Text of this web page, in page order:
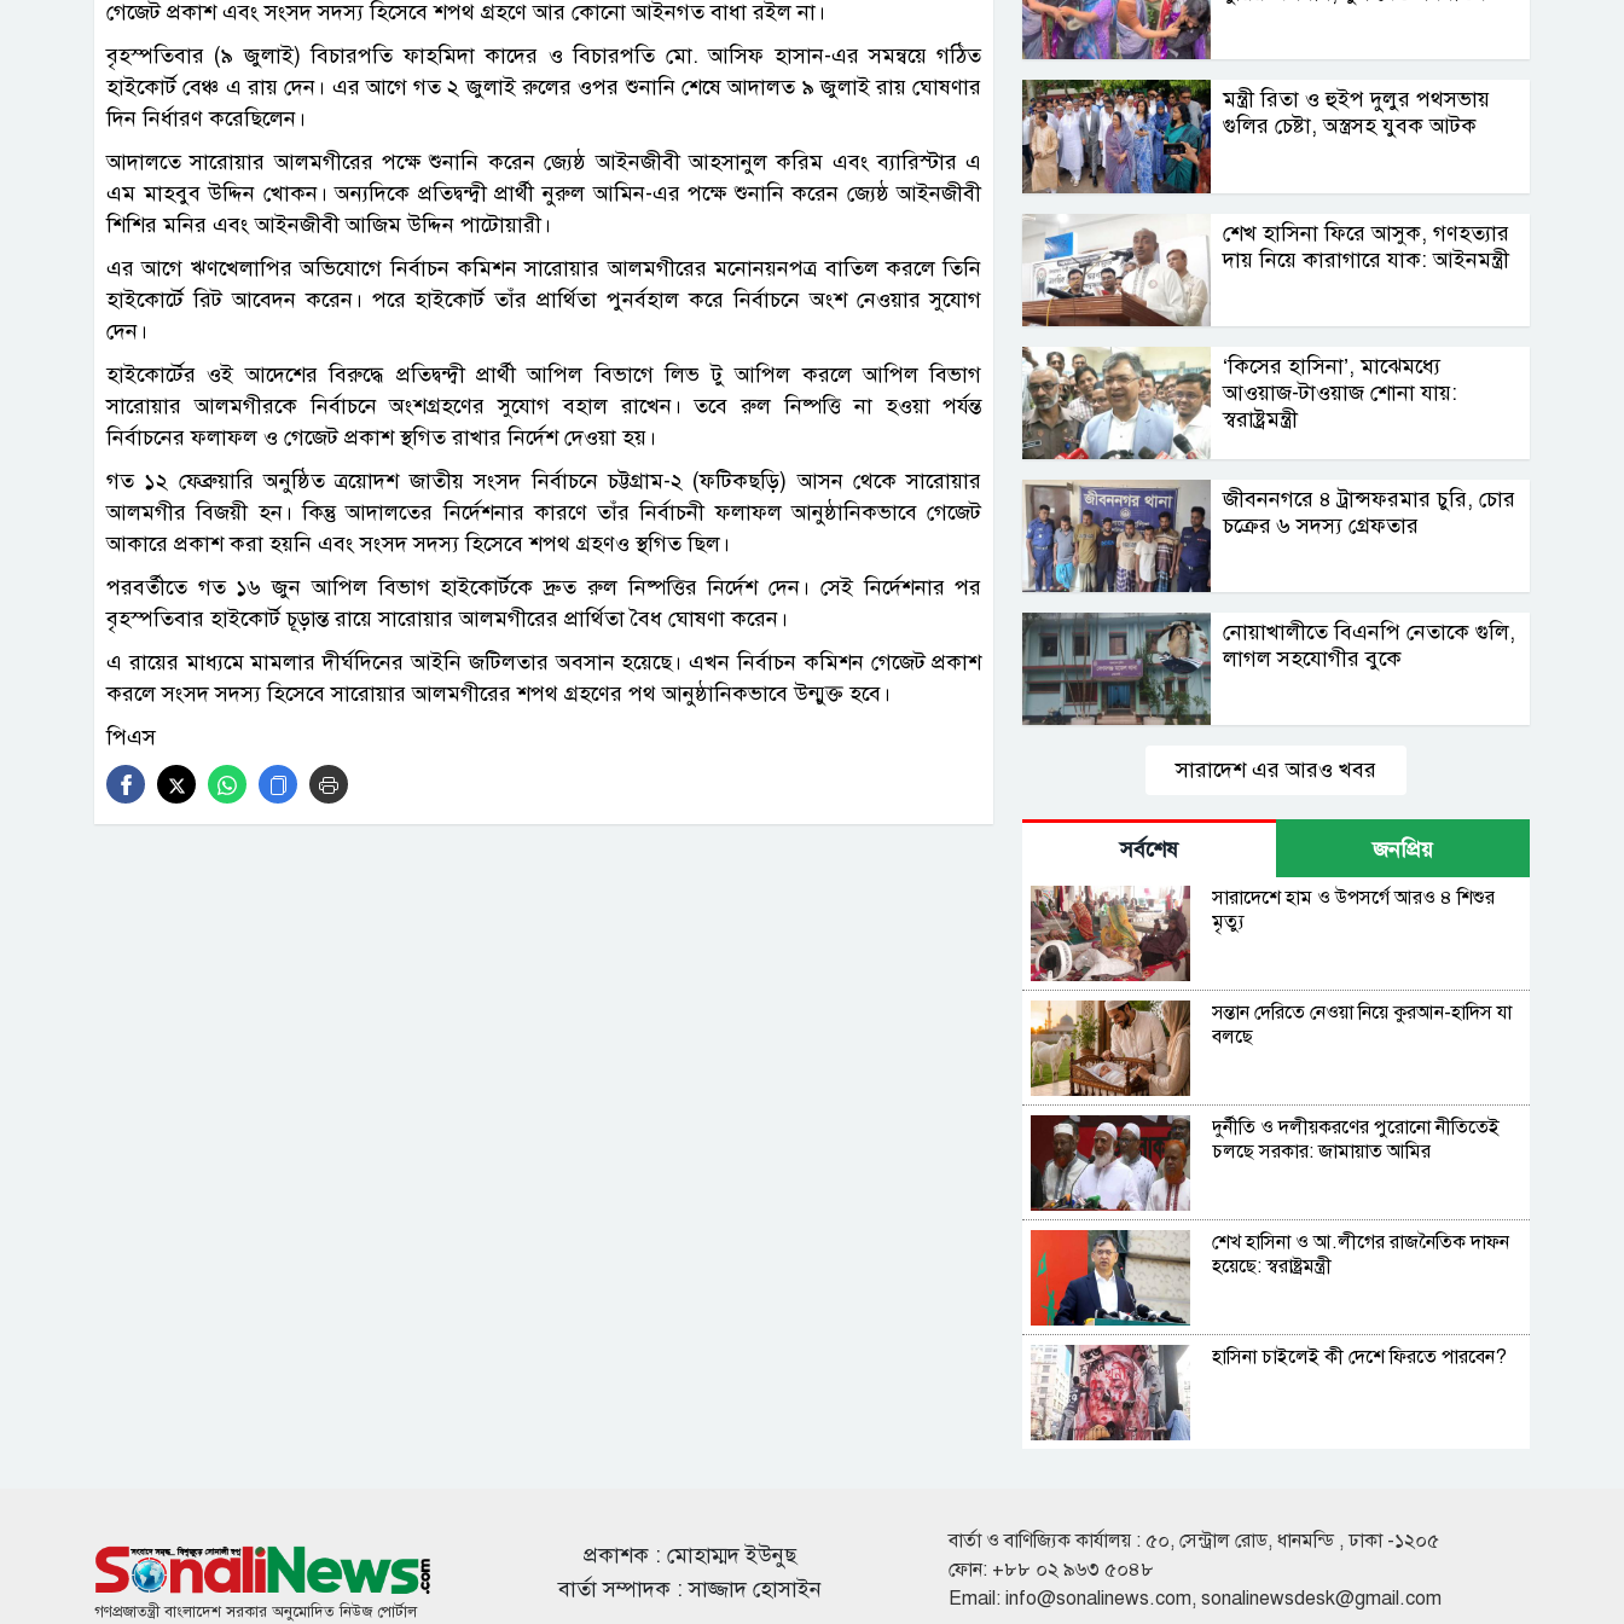
গেজেট প্রকাশ এবং সংসদ সদস্য হিসেবে শপথ গ্রহণে আর কোনো আইনগত বাধা রইল না।
বৃহস্পতিবার (৯ জুলাই) বিচারপতি ফাহমিদা কাদের ও বিচারপতি মো. আসিফ হাসান-এর সমন্বয়ে গঠিত
হাইকোর্ট বেঞ্চ এ রায় দেন। এর আগে গত ২ জুলাই রুলের ওপর শুনানি শেষে আদালত ৯ জুলাই রায় ঘোষণার
দিন নির্ধারণ করেছিলেন।
আদালতে সারোয়ার আলমগীরের পক্ষে শুনানি করেন জ্যেষ্ঠ আইনজীবী আহসানুল করিম এবং ব্যারিস্টার এ
এম মাহবুব উদ্দিন খোকন। অন্যদিকে প্রতিদ্বন্দ্বী প্রার্থী নুরুল আমিন-এর পক্ষে শুনানি করেন জ্যেষ্ঠ আইনজীবী
শিশির মনির এবং আইনজীবী আজিম উদ্দিন পাটোয়ারী।
এর আগে ঋণখেলাপির অভিযোগে নির্বাচন কমিশন সারোয়ার আলমগীরের মনোনয়নপত্র বাতিল করলে তিনি
হাইকোর্টে রিট আবেদন করেন। পরে হাইকোর্ট তাঁর প্রার্থিতা পুনর্বহাল করে নির্বাচনে অংশ নেওয়ার সুযোগ
দেন।
হাইকোর্টের ওই আদেশের বিরুদ্ধে প্রতিদ্বন্দ্বী প্রার্থী আপিল বিভাগে লিভ টু আপিল করলে আপিল বিভাগ
সারোয়ার আলমগীরকে নির্বাচনে অংশগ্রহণের সুযোগ বহাল রাখেন। তবে রুল নিষ্পত্তি না হওয়া পর্যন্ত
নির্বাচনের ফলাফল ও গেজেট প্রকাশ স্থগিত রাখার নির্দেশ দেওয়া হয়।
গত ১২ ফেব্রুয়ারি অনুষ্ঠিত ত্রয়োদশ জাতীয় সংসদ নির্বাচনে চট্টগ্রাম-২ (ফটিকছড়ি) আসন থেকে সারোয়ার
আলমগীর বিজয়ী হন। কিন্তু আদালতের নির্দেশনার কারণে তাঁর নির্বাচনী ফলাফল আনুষ্ঠানিকভাবে গেজেট
আকারে প্রকাশ করা হয়নি এবং সংসদ সদস্য হিসেবে শপথ গ্রহণও স্থগিত ছিল।
পরবর্তীতে গত ১৬ জুন আপিল বিভাগ হাইকোর্টকে দ্রুত রুল নিষ্পত্তির নির্দেশ দেন। সেই নির্দেশনার পর
বৃহস্পতিবার হাইকোর্ট চূড়ান্ত রায়ে সারোয়ার আলমগীরের প্রার্থিতা বৈধ ঘোষণা করেন।
এ রায়ের মাধ্যমে মামলার দীর্ঘদিনের আইনি জটিলতার অবসান হয়েছে। এখন নির্বাচন কমিশন গেজেট প্রকাশ
করলে সংসদ সদস্য হিসেবে সারোয়ার আলমগীরের শপথ গ্রহণের পথ আনুষ্ঠানিকভাবে উন্মুক্ত হবে।
পিএস
মন্ত্রী রিতা ও হুইপ দুলুর পথসভায়
গুলির চেষ্টা, অস্ত্রসহ যুবক আটক
শেখ হাসিনা ফিরে আসুক, গণহত্যার
দায় নিয়ে কারাগারে যাক: আইনমন্ত্রী
‘কিসের হাসিনা’, মাঝেমধ্যে
আওয়াজ-টাওয়াজ শোনা যায়:
স্বরাষ্ট্রমন্ত্রী
জীবননগরে ৪ ট্রান্সফরমার চুরি, চোর
চক্রের ৬ সদস্য গ্রেফতার
নোয়াখালীতে বিএনপি নেতাকে গুলি,
লাগল সহযোগীর বুকে
সারাদেশ এর আরও খবর
সর্বশেষ জনপ্রিয়
সারাদেশে হাম ও উপসর্গে আরও ৪ শিশুর
মৃত্যু
সন্তান দেরিতে নেওয়া নিয়ে কুরআন-হাদিস যা
বলছে
দুর্নীতি ও দলীয়করণের পুরোনো নীতিতেই
চলছে সরকার: জামায়াত আমির
শেখ হাসিনা ও আ.লীগের রাজনৈতিক দাফন
হয়েছে: স্বরাষ্ট্রমন্ত্রী
হাসিনা চাইলেই কী দেশে ফিরতে পারবেন?
তারেক রহমানকেও আয়নাঘরে নিয়ে নির্যাতন
করা হয়েছিল: চিফ প্রসিকিউটর
গণপ্রজাতন্ত্রী বাংলাদেশ সরকার অনুমোদিত নিউজ পোর্টাল
প্রকাশক : মোহাম্মদ ইউনুছ
বার্তা সম্পাদক : সাজ্জাদ হোসাইন
বার্তা ও বাণিজ্যিক কার্যালয় : ৫০, সেন্ট্রাল রোড, ধানমন্ডি , ঢাকা -১২০৫
ফোন: +৮৮ ০২ ৯৬৩ ৫০৪৮
Email: info@sonalinews.com, sonalinewsdesk@gmail.com